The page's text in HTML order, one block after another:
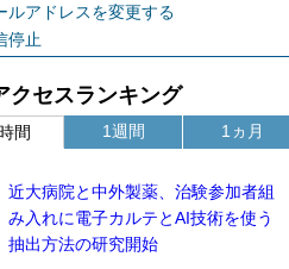
ルアドレスを変更する
停止
クセスランキング
間
近大病院と中外製薬、治験参加者組
み入れに電子カルテとAI技術を使う
抽出方法の研究開始
1週間 1ヵ月